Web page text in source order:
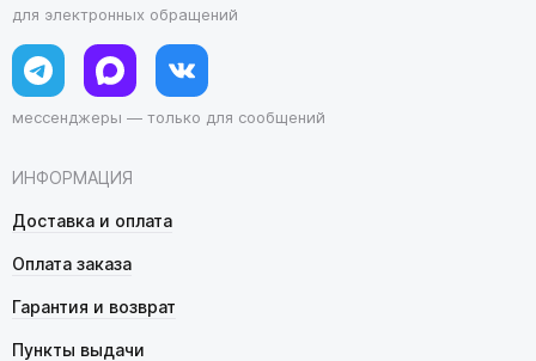
ИНФОРМАЦИЯ
Доставка и оплата
Оплата заказа
Гарантия и возврат
Пункты выдачи
для электронных обращений
мессенджеры — только для сообщений